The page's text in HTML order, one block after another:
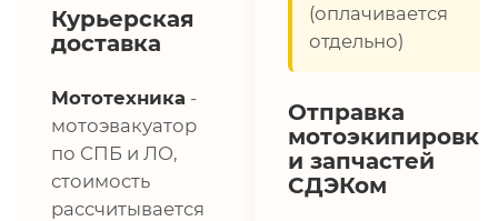
Курьерская
доставка
Мототехника -
мотоэвакуатор
по СПБ и ЛО,
стоимость
рассчитывается
(оплачивается
отдельно)
Отправка
мотоэкипировки
и запчастей
СДЭКом